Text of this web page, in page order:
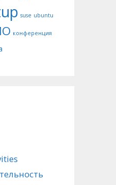
suse ubuntu
конференция